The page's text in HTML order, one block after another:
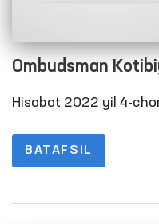
Ombudsman
xarajatlarini
Hisobot 2022 yil 4-
BATAFSIL